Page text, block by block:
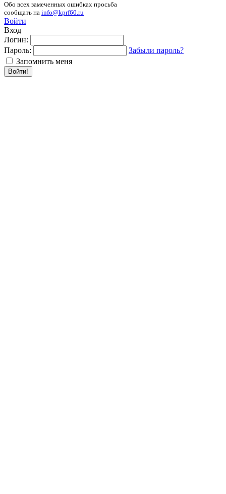
Обо всех замеченных ошибках просьба
сообщать на info@kprf60.ru
Войти
Вход
Логин:
Пароль:
Забыли пароль?
Запомнить меня